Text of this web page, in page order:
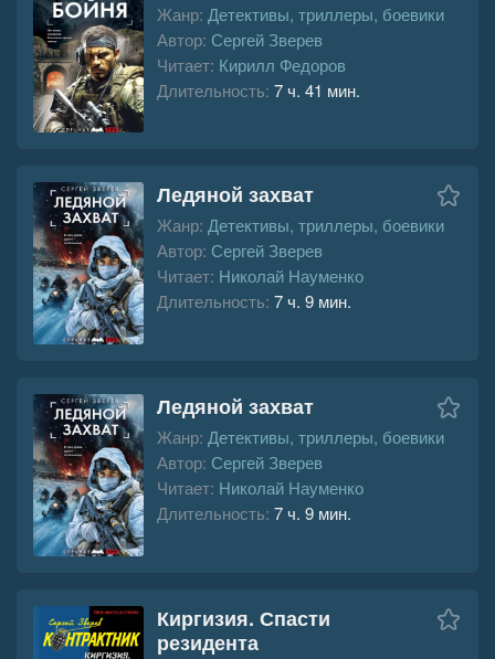
Жанр: Детективы, триллеры, боевики
Автор: Сергей Зверев
Читает: Кирилл Федоров
Длительность: 7 ч. 41 мин.
Ледяной захват
Жанр: Детективы, триллеры, боевики
Автор: Сергей Зверев
Читает: Николай Науменко
Длительность: 7 ч. 9 мин.
Ледяной захват
Жанр: Детективы, триллеры, боевики
Автор: Сергей Зверев
Читает: Николай Науменко
Длительность: 7 ч. 9 мин.
Киргизия. Спасти
резидента